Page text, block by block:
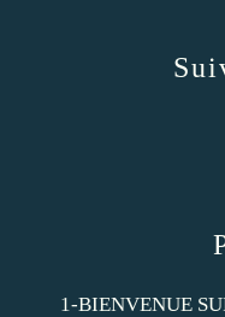
1-BIENVENUE